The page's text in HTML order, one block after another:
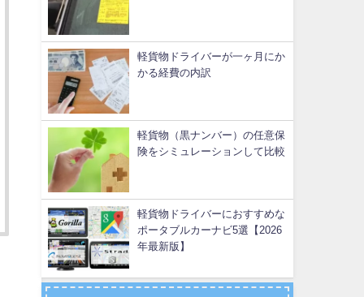
軽貨物ドライバーが一ヶ月にか
かる経費の内訳
軽貨物（黒ナンバー）の任意保
険をシミュレーションして比較
軽貨物ドライバーにおすすめな
ポータブルカーナビ5選【2026
年最新版】